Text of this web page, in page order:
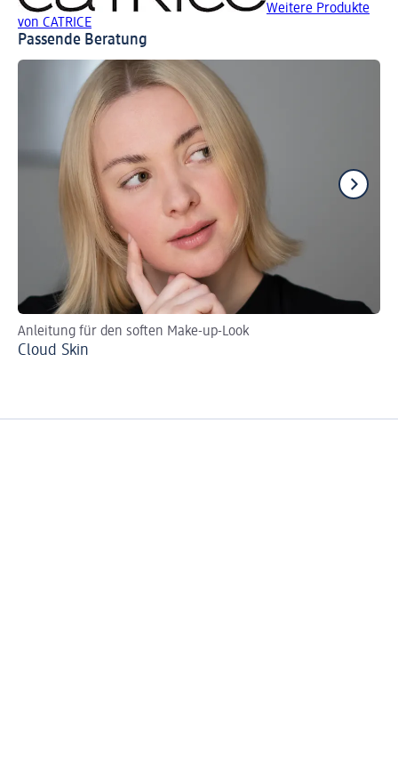
Weitere Produkte
von CATRICE
Passende Beratung
Anleitung für den soften Make-up-Look
Cloud Skin